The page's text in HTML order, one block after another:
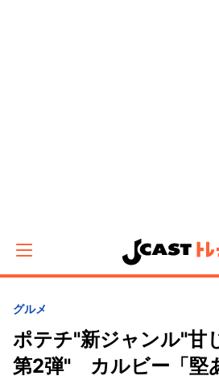
グルメ
ポテチ"新ジャンル"甘
第2弾" カルビー「